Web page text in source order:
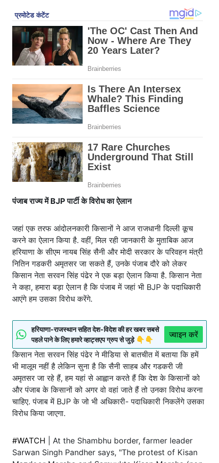
पंजाब राज्य में BJP पार्टी के विरोध का ऐलान
जहां एक तरफ आंदोलनकारी किसानों ने आज राजधानी दिल्ली कूच
करने का ऐलान किया है. वहीं, मिल रही जानकारी के मुताबिक आज
हरियाणा के सीएम नायब सिंह सैनी और मोदी सरकार के परिवहन मंत्री
नितिन गडकरी अमृतसर जा सकते हैं, उनके पंजाब दौरे को लेकर
किसान नेता सरवन सिंह पंढेर ने एक बड़ा ऐलान किया है. किसान नेता
ने कहा, हमारा बड़ा ऐलान है कि पंजाब में जहां भी BJP के पदाधिकारी
आएंगे हम उसका विरोध करेंगे.
हरियाणा-राजस्थान सहित देश-विदेश की हर खबर सबसे
पहले पाने के लिए हमारे व्हाट्सएप ग्रुप से जुड़े 👇👇
ज्वाइन करें
किसान नेता सरवन सिंह पंढेर ने मीडिया से बातचीत में बताया कि हमें
भी मालूम नहीं है लेकिन सुना है कि सैनी साहब और गडकरी जी
अमृतसर जा रहे हैं, हम यहां से आह्वान करते हैं कि देश के किसानों को
और पंजाब के किसानों को अगर वो वहां जाते हैं तो उनका विरोध करना
चाहिए. पंजाब में BJP के जो भी अधिकारी- पदाधिकारी निकलेंगे उसका
विरोध किया जाएगा.
#WATCH | At the Shambhu border, farmer leader
Sarwan Singh Pandher says, "The protest of Kisan